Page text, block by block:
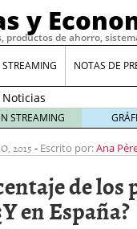
y
productos de ahorro,
NOTAS DE
Noticias
de XRP
por qué
las
whales
suelen
STREAMING
2015- Escrito por:Ana
de
en España?